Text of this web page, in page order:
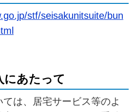
stf/seisakunitsuite/bun
にあたって
は、居宅サービス等のよ